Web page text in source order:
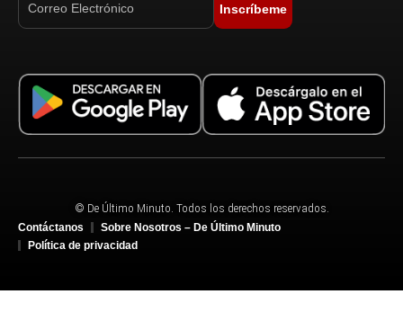
Inscríbeme
© De Último Minuto. Todos los derechos reservados.
Contáctanos
Sobre Nosotros – De Último Minuto
Política de privacidad